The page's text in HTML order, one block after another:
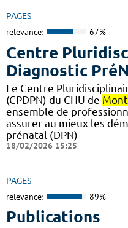
PAGES
relevance: 67%
Centre
Diagnostic
Le Centre
(CPDPN) du CHU de
ensemble de
assurer au mieux les
prénatal (DPN)
18/02/2026 15:25
PAGES
relevance: 89%
Publications